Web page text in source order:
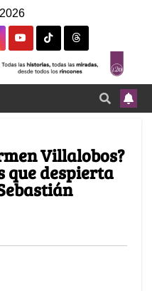
Villalobos?
que despierta